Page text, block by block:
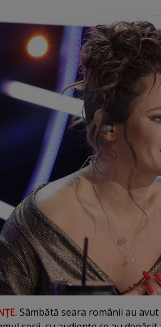
Sâmbătă seara românii au